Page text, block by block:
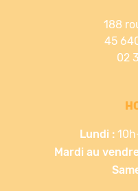
188
45
02
Lundi :
Mardi au